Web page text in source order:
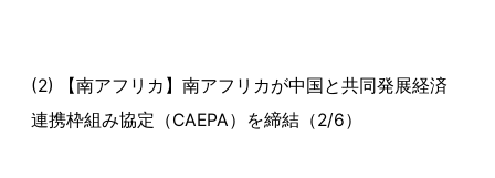
(2) 【南アフリカ】南アフリカが中国と共同発展経済
連携枠組み協定（CAEPA）を締結（2/6）